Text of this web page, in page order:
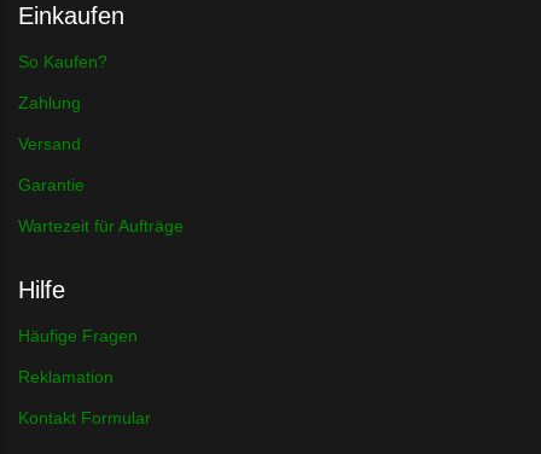
Einkaufen
So Kaufen?
Zahlung
Versand
Garantie
Wartezeit für Aufträge
Hilfe
Häufige Fragen
Reklamation
Kontakt Formular